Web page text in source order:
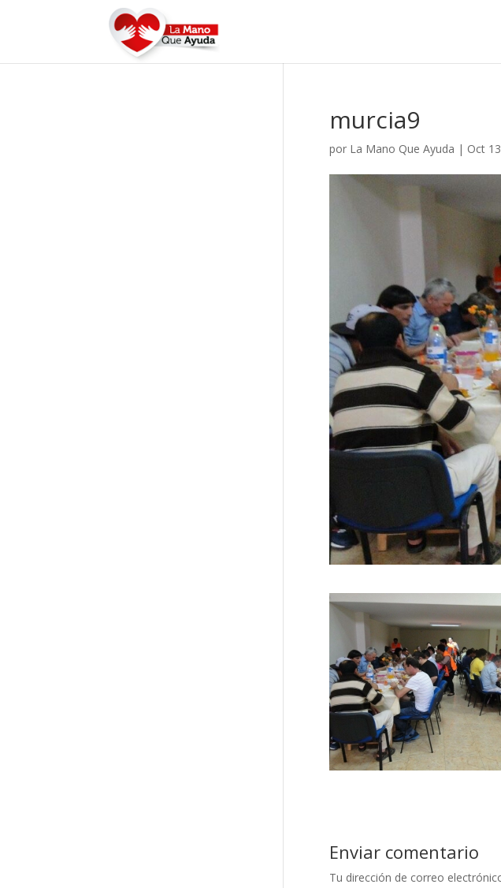
murcia9
por La Mano Que Ayuda | Oct
Enviar comentario
Tu dirección de correo